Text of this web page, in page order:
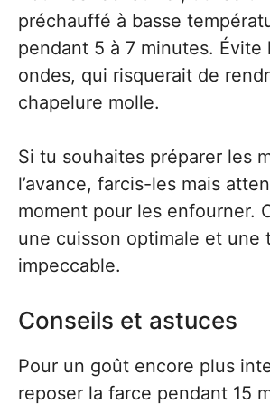
préchauffé à basse
pendant 5 à 7 minutes. Évite
ondes, qui risquerait de
chapelure molle.
Si tu souhaites préparer les
l’avance, farcis-les mais
moment pour les enfourner.
une cuisson optimale et une
impeccable.
Conseils et astuces
Pour un goût encore plus
reposer la farce pendant 15